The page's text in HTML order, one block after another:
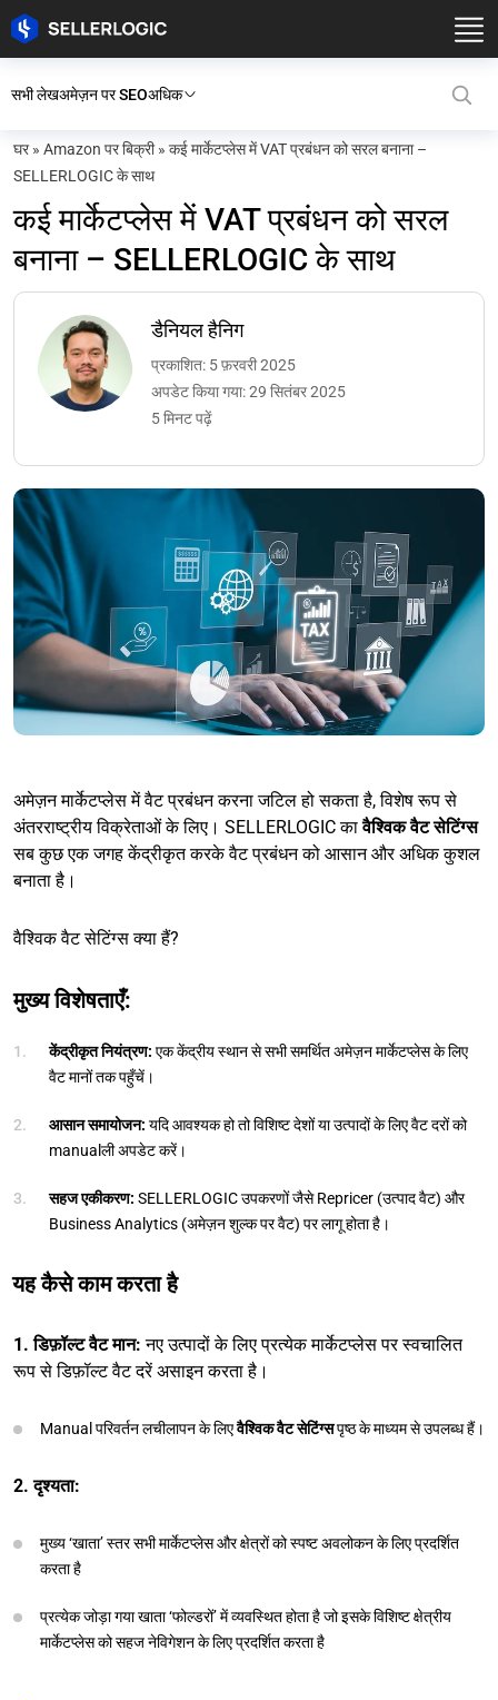
सभी लेखअमेज़न पर SEOअधिक
घर» Amazon पर बिक्री» कई मार्केटप्लेस में VAT प्रबंधन को सरल बनाना –
SELLERLOGIC के साथ
कई मार्केटप्लेस में VAT प्रबंधन को सरल
बनाना – SELLERLOGIC के साथ
डैनियल हैनिग
प्रकाशित: 5 फ़रवरी 2025
अपडेट किया गया: 29 सितंबर 2025
5 मिनट पढ़ें
अमेज़न मार्केटप्लेस में वैट प्रबंधन करना जटिल हो सकता है, विशेष रूप से
अंतरराष्ट्रीय विक्रेताओं के लिए। SELLERLOGIC कावैश्विक वैट सेटिंग्स
सब कुछ एक जगह केंद्रीकृत करके वैट प्रबंधन को आसान और अधिक कुशल
बनाता है।
वैश्विक वैट सेटिंग्स क्या हैं?
मुख्य विशेषताएँ:
केंद्रीकृत नियंत्रण: एक केंद्रीय स्थान से सभी समर्थित अमेज़न मार्केटप्लेस के लिए
वैट मानों तक पहुँचें।
आसान समायोजन: यदि आवश्यक हो तो विशिष्ट देशों या उत्पादों के लिए वैट दरों को
manualली अपडेट करें।
सहज एकीकरण: SELLERLOGIC उपकरणों जैसे Repricer (उत्पाद वैट) और
Business Analytics (अमेज़न शुल्क पर वैट) पर लागू होता है।
यह कैसे काम करता है
1. डिफ़ॉल्ट वैट मान: नए उत्पादों के लिए प्रत्येक मार्केटप्लेस पर स्वचालित
रूप से डिफ़ॉल्ट वैट दरें असाइन करता है।
Manual परिवर्तन लचीलापन के लिएवैश्विक वैट सेटिंग्सपृष्ठ के माध्यम से उपलब्ध हैं।
2. दृश्यता:
मुख्य ‘खाता’ स्तर सभी मार्केटप्लेस और क्षेत्रों को स्पष्ट अवलोकन के लिए प्रदर्शित
करता है
प्रत्येक जोड़ा गया खाता ‘फोल्डरों’ में व्यवस्थित होता है जो इसके विशिष्ट क्षेत्रीय
मार्केटप्लेस को सहज नेविगेशन के लिए प्रदर्शित करता है